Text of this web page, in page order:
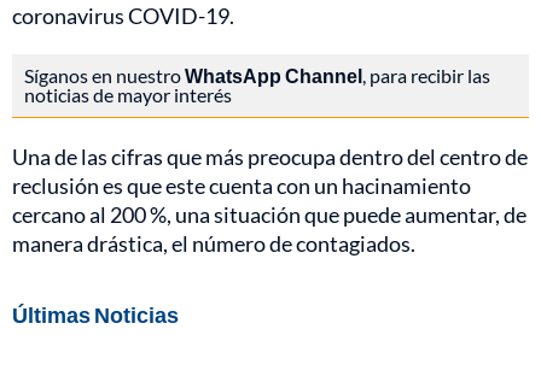
coronavirus COVID-19.
Síganos en nuestroWhatsApp Channel , para recibir las
noticias de mayor interés
Una de las cifras que más preocupa dentro del centro de
reclusión es que este cuenta con un hacinamiento
cercano al 200 %, una situación que puede aumentar, de
manera drástica, el número de contagiados.
Últimas Noticias